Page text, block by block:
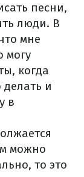
песни,
люди. В
мне
могу
когда
и
в
можно
то это